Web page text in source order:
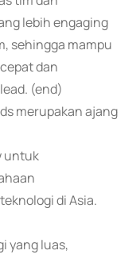
lebih engaging
sehingga mampu
dan
(end)
merupakan ajang
untuk
di Asia.
yang luas,